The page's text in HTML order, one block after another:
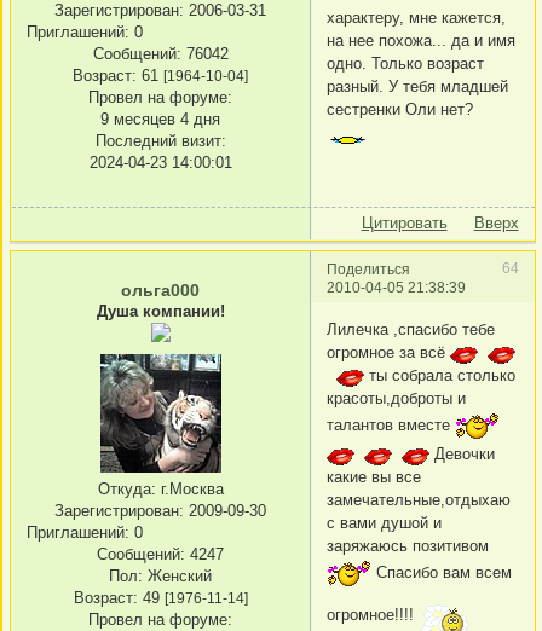
Зарегистрирован: 2006-03-31
Приглашений: 0
Сообщений: 76042
Возраст: 61 [1964-10-04]
Провел на форуме:
9 месяцев 4 дня
Последний визит:
2024-04-23 14:00:01
характеру, мне кажется,
на нее похожа... да и имя
одно. Только возраст
разный. У тебя младшей
сестренки Оли нет?
Цитировать Вверх
Поделиться
64
2010-04-05 21:38:39
ольга000
Душа компании!
Откуда: г.Москва
Зарегистрирован: 2009-09-30
Приглашений: 0
Сообщений: 4247
Пол: Женский
Возраст: 49 [1976-11-14]
Провел на форуме:
Лилечка ,спасибо тебе
огромное за всё
ты собрала столько
красоты,доброты и
талантов вместе
Девочки
какие вы все
замечательные,отдыхаю
с вами душой и
заряжаюсь позитивом
Спасибо вам всем
огромное!!!!